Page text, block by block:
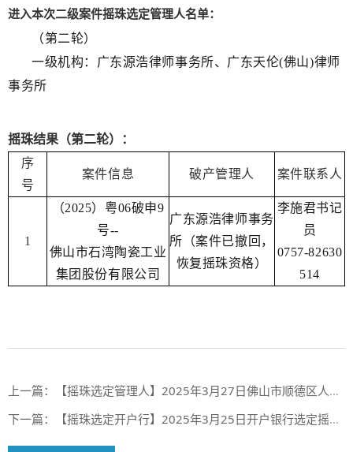
进入本次二级案件摇珠选定管理人名单：
（第二轮）
一级机构：广东源浩律师事务所、广东天伦(佛山)律师
事务所
摇珠结果（第二轮）：
序
号
案件信息 破产管理人 案件联系人
1
（2025）粤06破申9
号--
佛山市石湾陶瓷工业
集团股份有限公司
广东源浩律师事务
所（案件已撤回，
恢复摇珠资格）
李施君书记
员
0757-82630
514
上一篇：
【摇珠选定管理人】2025年3月27日佛山市顺德区人民法院摇珠选定管理人结果
下一篇：
【摇珠选定开户行】2025年3月25日开户银行选定摇珠结果（第一期合作银行第106期、第二期合作银行第54期